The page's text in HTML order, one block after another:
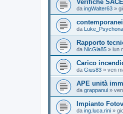
Verifiche
da ingWalter63 »
da
Rapporto
da NicGia85 » lun
Carico
da Gius83 » ven
APE unità
da grappanui »
Impianto
da ing.luca.rini »